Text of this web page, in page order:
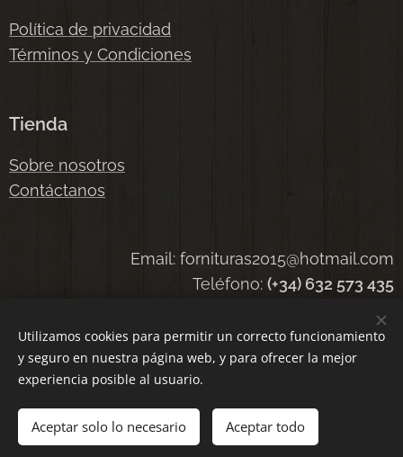
Añadir a la cesta
Política de privacidad
Términos y Condiciones
Tienda
Sobre nosotros
Contáctanos
Email: fornituras2015@hotmail.com
Teléfono: (+34) 632 573 435
Cookies
Utilizamos cookies para permitir un correcto funcionamiento
y seguro en nuestra página web, y para ofrecer la mejor
experiencia posible al usuario.
Aceptar solo lo necesario Aceptar todo